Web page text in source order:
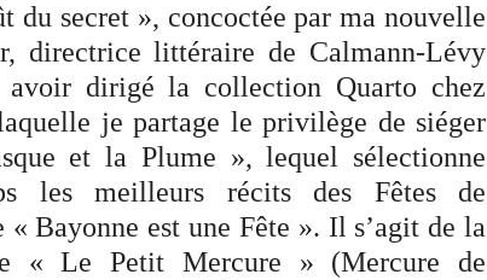
du secret », concoctée par ma nouvelle
directrice littéraire de Calmann-Lévy
avoir dirigé la collection Quarto chez
je partage le privilège de siéger
et la Plume », lequel sélectionne
les meilleurs récits des Fêtes de
« Bayonne est une Fête ». Il s’agit de la
« Le Petit Mercure » (Mercure de